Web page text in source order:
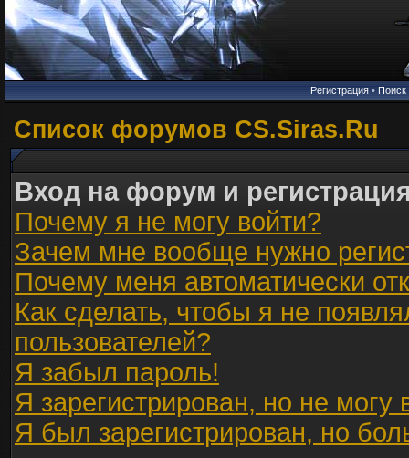
Регистрация• Поиск
Список форумов CS.Siras.Ru
Вход на форум и
Почему я не могу войти?
Зачем мне вообще нужно
Почему меня автоматически
Как сделать, чтобы я не
пользователей?
Я забыл пароль!
Я зарегистрирован, но не могу
Я был зарегистрирован, но